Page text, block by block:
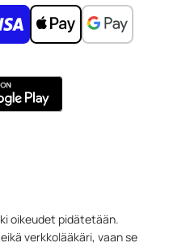
oikeudet pidätetään.
verkkolääkäri, vaan se